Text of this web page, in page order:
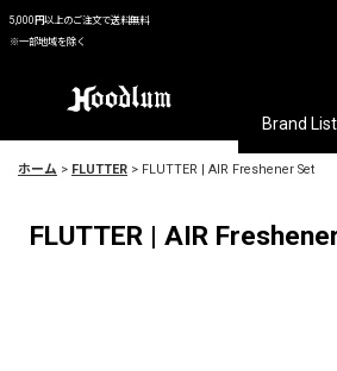
5,000円以上のご注文で送料無料
※一部地域を除く
Brand List
ホーム > FLUTTER > FLUTTER | AIR Freshener Set
FLUTTER | AIR